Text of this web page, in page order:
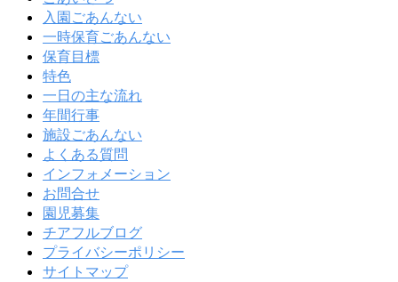
入園ごあんない
一時保育ごあんない
保育目標
特色
一日の主な流れ
年間行事
施設ごあんない
よくある質問
インフォメーション
お問合せ
園児募集
チアフルブログ
プライバシーポリシー
サイトマップ